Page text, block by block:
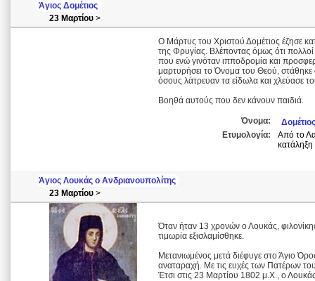
Άγιος Δομέτιος
23 Μαρτίου >
Ο Μάρτυς του Χριστού Δομέτιος έζησε
της Φρυγίας. Βλέποντας όμως ότι
που ενώ γινόταν ιπποδρομία και
μαρτυρήσει το Όνομα του Θεού, στάθηκε
όσους λάτρευαν τα είδωλα και χλεύασε
Βοηθά αυτούς που δεν κάνουν παιδιά.
Όνομα:
Δομέτιος
Ετυμολογία:
Από το
κατάληξη
Άγιος Λουκάς ο Ανδριανουπολίτης
23 Μαρτίου >
Όταν ήταν 13 χρονών ο Λουκάς,
τιμωρία εξισλαμίσθηκε.
Μετανιωμένος μετά διέφυγε στο Άγιο
αναταραχή. Με τις ευχές των Πατέρων
Έτσι στις 23 Μαρτίου 1802 μ.Χ., ο